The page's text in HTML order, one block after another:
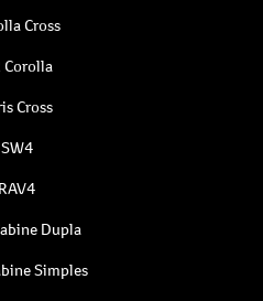
Cross
Corolla
Cross
SW4
RAV4
Dupla
Simples